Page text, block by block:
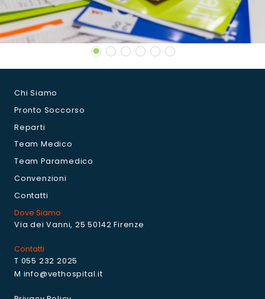
Chi Siamo
Pronto Soccorso
Reparti
Team Medico
Team Paramedico
Convenzioni
Contatti
Dove Siamo
Via dei Vanni, 25 50142 Firenze
Contatti
T 055 232 2025
M info@vethospital.it